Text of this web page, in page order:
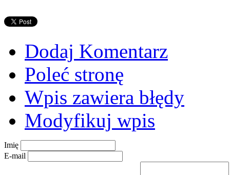
Dodaj Komentarz
Poleć stronę
Wpis zawiera błędy
Modyfikuj wpis
Imię
E-mail